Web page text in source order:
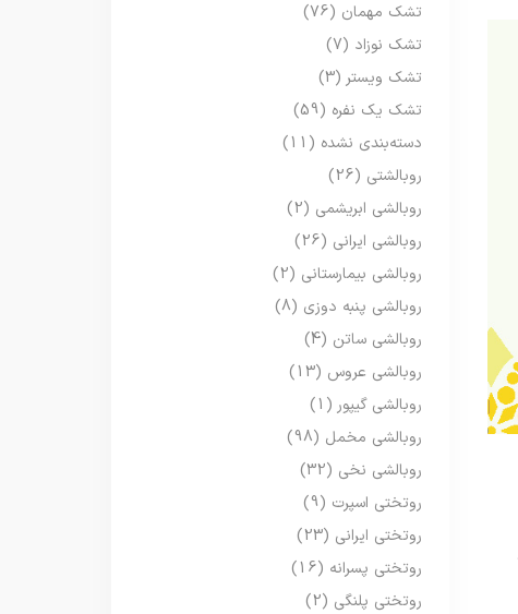
تشک مهمان (76)
تشک نوزاد (7)
تشک ویستر (3)
تشک یک نفره (59)
دسته‌بندی نشده (11)
روبالشتی (26)
روبالشی ابریشمی (2)
روبالشی ایرانی (26)
روبالشی بیمارستانی (2)
روبالشی پنبه دوزی (8)
روبالشی ساتن (4)
روبالشی عروس (13)
روبالشی گیپور (1)
روبالشی مخمل (98)
روبالشی نخی (32)
روتختی اسپرت (9)
روتختی ایرانی (23)
روتختی پسرانه (16)
روتختی پلنگی (2)